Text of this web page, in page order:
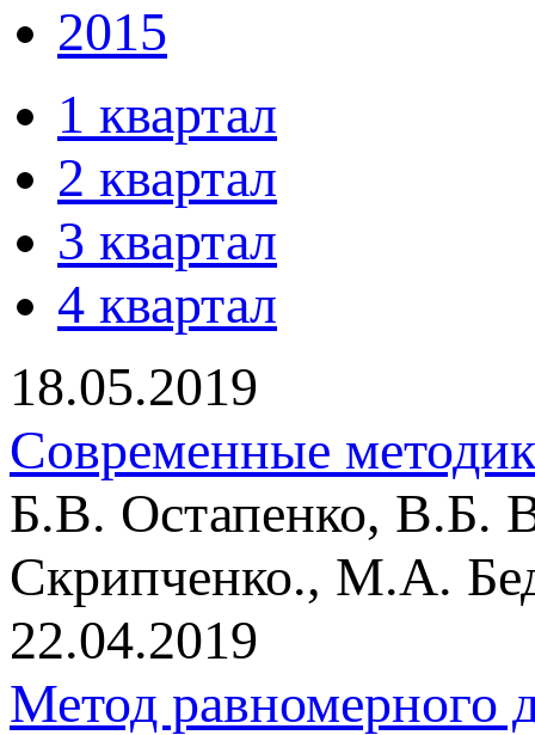
2015
1 квартал
2 квартал
3 квартал
4 квартал
18.05.2019
Современные
Б.В. Остапенко, В.Б.
Скрипченко., М.А.
22.04.2019
Метод равномерного